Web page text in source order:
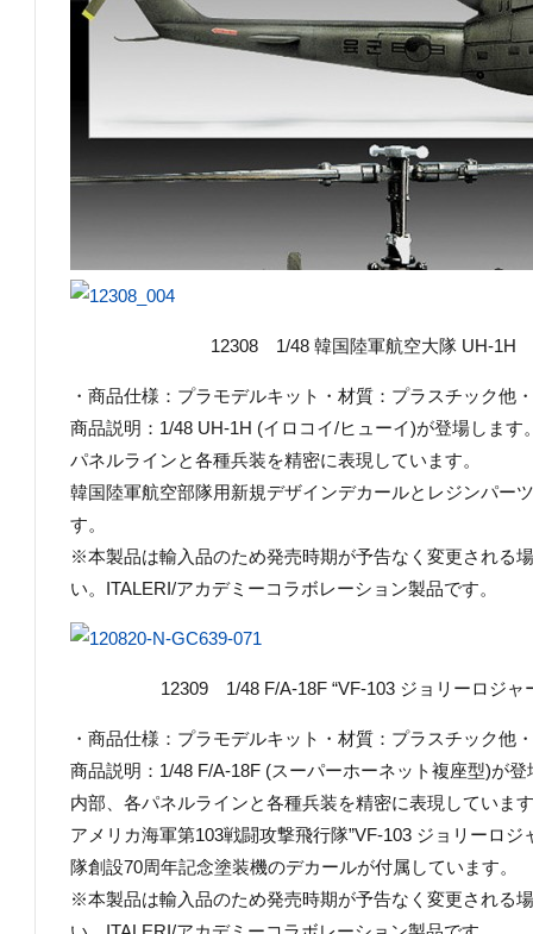
12308 1/48 韓国陸軍航空大隊 UH-1H
・商品仕様：プラモデルキット・材質：プラスチック他
商品説明：1/48 UH-1H (イロコイ/ヒューイ)が登場しま
パネルラインと各種兵装を精密に表現しています。
韓国陸軍航空部隊用新規デザインデカールとレジンパー
す。
※本製品は輸入品のため発売時期が予告なく変更される
い。ITALERI/アカデミーコラボレーション製品です。
12309 1/48 F/A-18F “VF-103 ジョリーロジ
・商品仕様：プラモデルキット・材質：プラスチック他
商品説明：1/48 F/A-18F (スーパーホーネット複座型)が
内部、各パネルラインと各種兵装を精密に表現していま
アメリカ海軍第103戦闘攻撃飛行隊”VF-103 ジョリーロ
隊創設70周年記念塗装機のデカールが付属しています。
※本製品は輸入品のため発売時期が予告なく変更される